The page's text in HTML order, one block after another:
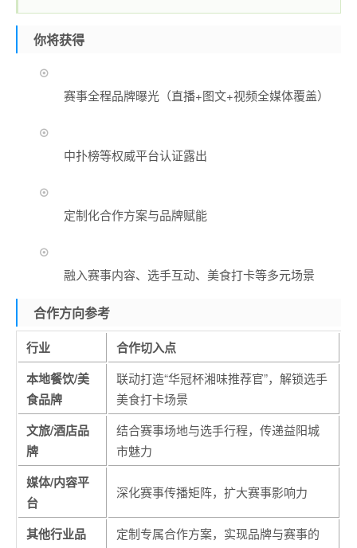
你将获得
赛事全程品牌曝光（直播+图文+视频全媒体覆盖）
中扑榜等权威平台认证露出
定制化合作方案与品牌赋能
融入赛事内容、选手互动、美食打卡等多元场景
合作方向参考
行业
合作切入点
本地餐饮/美
食品牌
联动打造“华冠杯湘味推荐官”，解锁选手
美食打卡场景
文旅/酒店品
牌
结合赛事场地与选手行程，传递益阳城
市魅力
媒体/内容平
台
深化赛事传播矩阵，扩大赛事影响力
其他行业品
定制专属合作方案，实现品牌与赛事的